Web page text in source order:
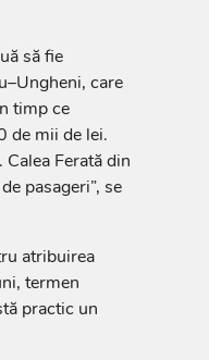
să fie
care
timp ce
de mii de lei.
Ferată din
pasageri”, se
atribuirea
termen
practic un